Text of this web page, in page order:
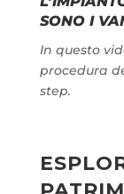
SONO I
In questo
procedura
step.